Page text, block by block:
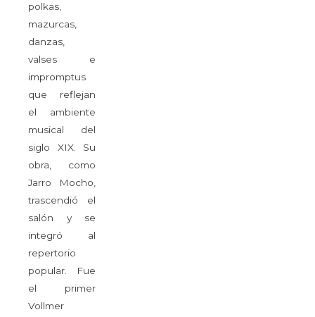
polkas,
mazurcas,
danzas,
valses e
impromptus
que reflejan
el ambiente
musical del
siglo XIX. Su
obra, como
Jarro Mocho,
trascendió el
salón y se
integró al
repertorio
popular. Fue
el primer
Vollmer